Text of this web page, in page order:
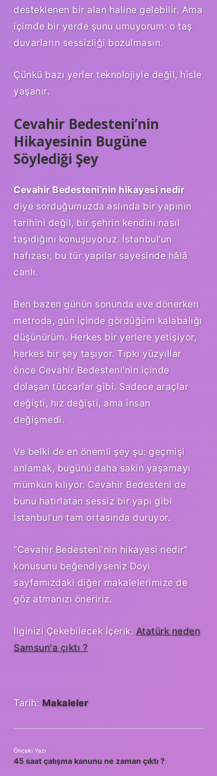
desteklenen bir alan haline gelebilir. Ama
içimde bir yerde şunu umuyorum: o taş
duvarların sessizliği bozulmasın.
Çünkü bazı yerler teknolojiyle değil, hisle
yaşanır.
Cevahir Bedesteni’nin
Hikayesinin Bugüne
Söylediği Şey
Cevahir Bedesteni’nin hikayesi nedir
diye sorduğumuzda aslında bir yapının
tarihini değil, bir şehrin kendini nasıl
taşıdığını konuşuyoruz. İstanbul’un
hafızası, bu tür yapılar sayesinde hâlâ
canlı.
Ben bazen günün sonunda eve dönerken
metroda, gün içinde gördüğüm kalabalığı
düşünürüm. Herkes bir yerlere yetişiyor,
herkes bir şey taşıyor. Tıpkı yüzyıllar
önce Cevahir Bedesteni’nin içinde
dolaşan tüccarlar gibi. Sadece araçlar
değişti, hız değişti, ama insan
değişmedi.
Ve belki de en önemli şey şu: geçmişi
anlamak, bugünü daha sakin yaşamayı
mümkün kılıyor. Cevahir Bedesteni de
bunu hatırlatan sessiz bir yapı gibi
İstanbul’un tam ortasında duruyor.
“Cevahir Bedesteni’nin hikayesi nedir”
konusunu beğendiyseniz Doyi
sayfamızdaki diğer makalelerimize de
göz atmanızı öneririz.
İlginizi Çekebilecek İçerik: Atatürk neden
Samsun'a çıktı ?
Tarih: Makaleler
Önceki Yazı
45 saat çalışma kanunu ne zaman çıktı ?